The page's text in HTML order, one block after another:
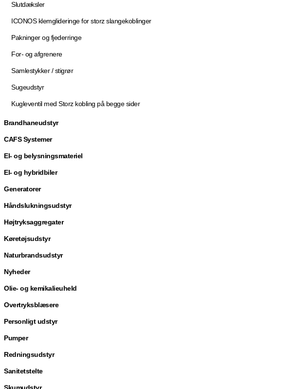
Slutdæksler
ICONOS klemglideringe for storz slangekoblinger
Pakninger og fjederringe
For- og afgrenere
Samlestykker / stigrør
Sugeudstyr
Kugleventil med Storz kobling på begge sider
Brandhaneudstyr
CAFS Systemer
El- og belysningsmateriel
El- og hybridbiler
Generatorer
Håndslukningsudstyr
Højtryksaggregater
Køretøjsudstyr
Naturbrandsudstyr
Nyheder
Olie- og kemikalieuheld
Overtryksblæsere
Personligt udstyr
Pumper
Redningsudstyr
Sanitetstelte